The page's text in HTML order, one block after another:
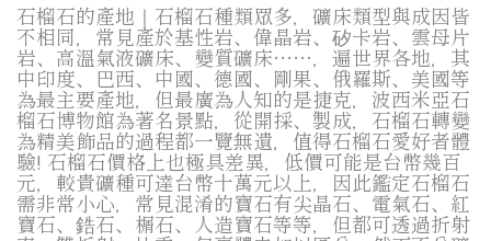
石榴石的產地｜石榴石種類眾多，礦床類型與成因皆
不相同，常見產於基性岩、偉晶岩、矽卡岩、雲母片
岩、高溫氣液礦床、變質礦床……，遍世界各地，其
中印度、巴西、中國、德國、剛果、俄羅斯、美國等
為最主要產地，但最廣為人知的是捷克，波西米亞石
榴石博物館為著名景點，從開採、製成，石榴石轉變
為精美飾品的過程都一覽無遺，值得石榴石愛好者體
驗! 石榴石價格上也極具差異，低價可能是台幣幾百
元，較貴礦種可達台幣十萬元以上，因此鑑定石榴石
需非常小心，常見混淆的寶石有尖晶石、電氣石、紅
寶石、鋯石、榍石、人造寶石等等，但都可透過折射